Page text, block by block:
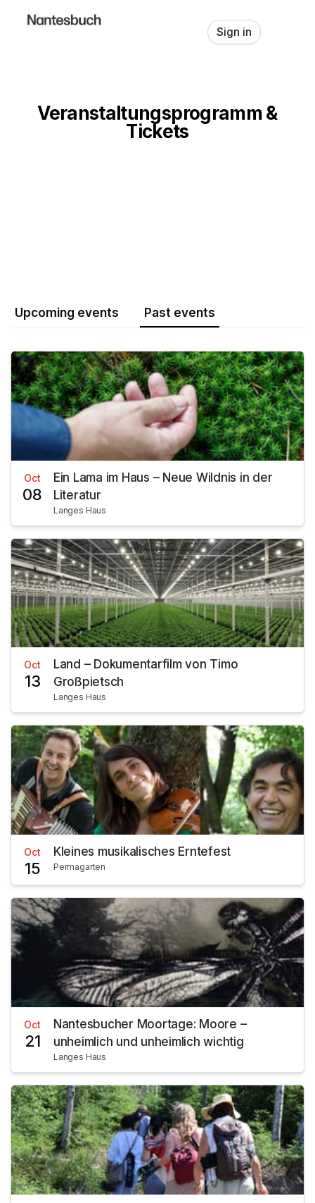
Sign in
Veranstaltungsprogramm &
Tickets
Upcoming events Past events
Oct
08
Ein Lama im Haus – Neue Wildnis in der
Literatur
Langes Haus
Oct
13
Land – Dokumentarfilm von Timo
Großpietsch
Langes Haus
Oct
15
Kleines musikalisches Erntefest
Permagarten
Oct
21
Nantesbucher Moortage: Moore –
unheimlich und unheimlich wichtig
Langes Haus